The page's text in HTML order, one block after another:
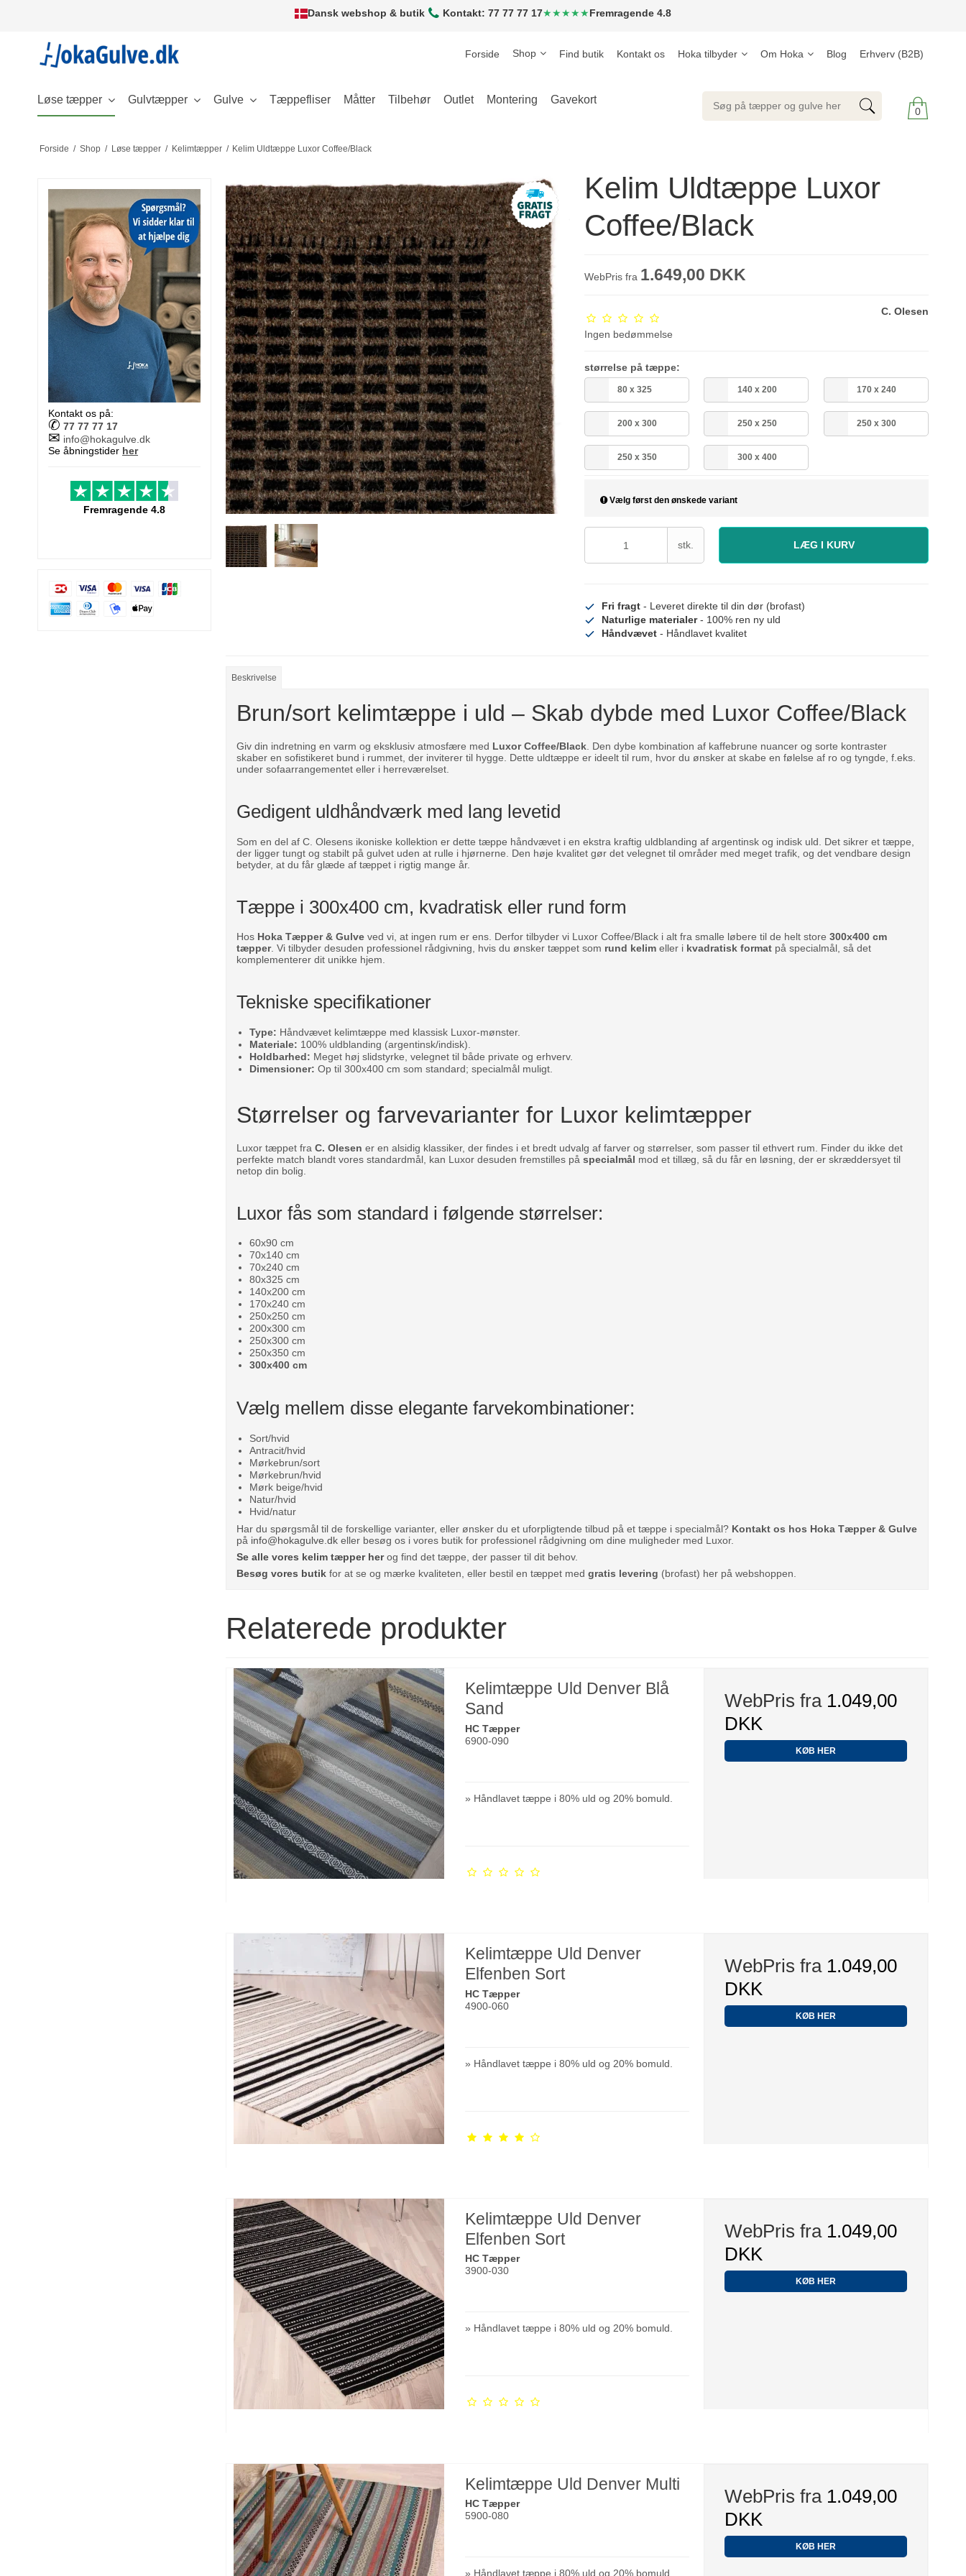
Dansk webshop & butik Kontakt: 77 77 77 17★★★★★Fremragende 4.8
Forside Shop Find butik Kontakt os Hoka tilbyder Om Hoka Blog Erhverv (B2B)
0
Løse tæpper Gulvtæpper Gulve Tæppefliser Måtter Tilbehør Outlet Montering Gavekort
Forside / Shop / Løse tæpper / Kelimtæpper / Kelim Uldtæppe Luxor Coffee/Black
Kontakt os på:
✆ 77 77 77 17
✉ info@hokagulve.dk
Se åbningstider her
Fremragende 4.8
Kelim Uldtæppe Luxor
Coffee/Black
WebPris fra 1.649,00 DKK
Ingen bedømmelse
C. Olesen
størrelse på tæppe:
80 x 325 140 x 200 170 x 240
200 x 300 250 x 250 250 x 300
250 x 350 300 x 400
Vælg først den ønskede variant
stk. LÆG I KURV
Fri fragt - Leveret direkte til din dør (brofast)
Naturlige materialer- 100% ren ny uld
Håndvævet - Håndlavet kvalitet
Beskrivelse
Brun/sort kelimtæppe i uld – Skab dybde med Luxor Coffee/Black
Giv din indretning en varm og eksklusiv atmosfære med Luxor Coffee/Black. Den dybe kombination af kaffebrune nuancer og sorte kontraster
skaber en sofistikeret bund i rummet, der inviterer til hygge. Dette uldtæppe er ideelt til rum, hvor du ønsker at skabe en følelse af ro og tyngde, f.eks.
under sofaarrangementet eller i herreværelset.
Gedigent uldhåndværk med lang levetid
Som en del af C. Olesens ikoniske kollektion er dette tæppe håndvævet i en ekstra kraftig uldblanding af argentinsk og indisk uld. Det sikrer et tæppe,
der ligger tungt og stabilt på gulvet uden at rulle i hjørnerne. Den høje kvalitet gør det velegnet til områder med meget trafik, og det vendbare design
betyder, at du får glæde af tæppet i rigtig mange år.
Tæppe i 300x400 cm, kvadratisk eller rund form
Hos Hoka Tæpper & Gulve ved vi, at ingen rum er ens. Derfor tilbyder vi Luxor Coffee/Black i alt fra smalle løbere til de helt store300x400 cm
tæpper. Vi tilbyder desuden professionel rådgivning, hvis du ønsker tæppet som rund kelim eller i kvadratisk format på specialmål, så det
komplementerer dit unikke hjem.
Tekniske specifikationer
Type: Håndvævet kelimtæppe med klassisk Luxor-mønster.
Materiale: 100% uldblanding (argentinsk/indisk).
Holdbarhed: Meget høj slidstyrke, velegnet til både private og erhverv.
Dimensioner: Op til 300x400 cm som standard; specialmål muligt.
Størrelser og farvevarianter for Luxor kelimtæpper
Luxor tæppet fraC. Olesen er en alsidig klassiker, der findes i et bredt udvalg af farver og størrelser, som passer til ethvert rum. Finder du ikke det
perfekte match blandt vores standardmål, kan Luxor desuden fremstilles påspecialmål mod et tillæg, så du får en løsning, der er skræddersyet til
netop din bolig.
Luxor fås som standard i følgende størrelser:
60x90 cm
70x140 cm
70x240 cm
80x325 cm
140x200 cm
170x240 cm
250x250 cm
200x300 cm
250x300 cm
250x350 cm
300x400 cm
Vælg mellem disse elegante farvekombinationer:
Sort/hvid
Antracit/hvid
Mørkebrun/sort
Mørkebrun/hvid
Mørk beige/hvid
Natur/hvid
Hvid/natur
Har du spørgsmål til de forskellige varianter, eller ønsker du et uforpligtende tilbud på et tæppe i specialmål? Kontakt os hos Hoka Tæpper & Gulve
på info@hokagulve.dk eller besøg os i vores butik for professionel rådgivning om dine muligheder med Luxor.
Se alle vores kelim tæpper herog find det tæppe, der passer til dit behov.
Besøg vores butik for at se og mærke kvaliteten, eller bestil en tæppet medgratis levering (brofast) her på webshoppen.
Relaterede produkter
Kelimtæppe Uld Denver Blå
Sand
HC Tæpper
6900-090
» Håndlavet tæppe i 80% uld og 20% bomuld.
WebPris fra 1.049,00
DKK
KØB HER
Kelimtæppe Uld Denver
Elfenben Sort
HC Tæpper
4900-060
» Håndlavet tæppe i 80% uld og 20% bomuld.
WebPris fra 1.049,00
DKK
KØB HER
Kelimtæppe Uld Denver
Elfenben Sort
HC Tæpper
3900-030
» Håndlavet tæppe i 80% uld og 20% bomuld.
WebPris fra 1.049,00
DKK
KØB HER
Kelimtæppe Uld Denver Multi
HC Tæpper
5900-080
» Håndlavet tæppe i 80% uld og 20% bomuld.
WebPris fra 1.049,00
DKK
KØB HER